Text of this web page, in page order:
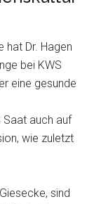
hat Dr. Hagen
bei KWS
eine gesunde
Saat auch auf
wie zuletzt
sind